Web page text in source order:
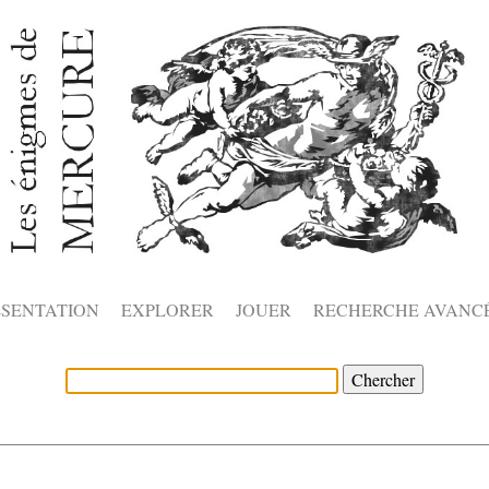
EXPLORER JOUER RECHERCHE